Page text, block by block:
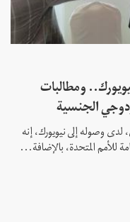
ومطالبات
الجنسية
لدى وصوله إلى نيويورك، إنه
للأمم المتحدة، بالإضافة...